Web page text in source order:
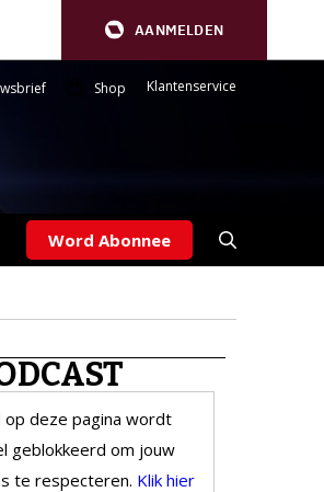
AANMELDEN
Shop Klantenservice
Word Abonnee
op deze pagina wordt
geblokkeerd om jouw
te respecteren. Klik hier